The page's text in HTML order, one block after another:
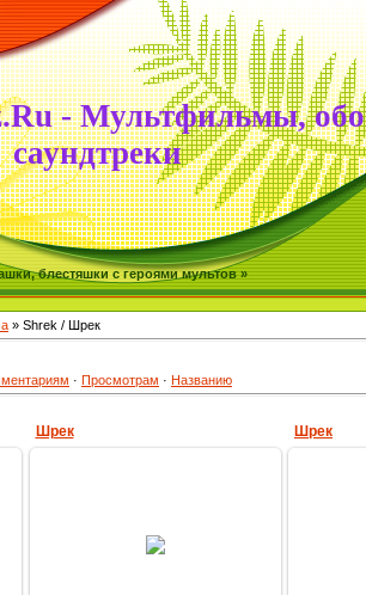
- Мультфильмы,
саундтреки
блестяшки с героями мультов »
» Shrek / Шрек
· Просмотрам · Названию
Шрек Шрек